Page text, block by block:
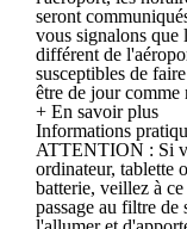
seront
vous signalons que
différent de
susceptibles de
être de jour comme
+ En savoir plus
Informations
ATTENTION : Si
ordinateur, tablette
batterie, veillez à
passage au filtre de